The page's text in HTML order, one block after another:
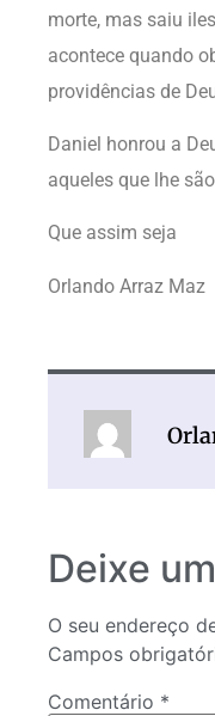
morte, mas saiu
acontece quando
providências de
Daniel honrou a
aqueles que lhe
Que assim seja
Orlando Arraz Maz
Deixe
O seu endereço
Campos
Comentário *